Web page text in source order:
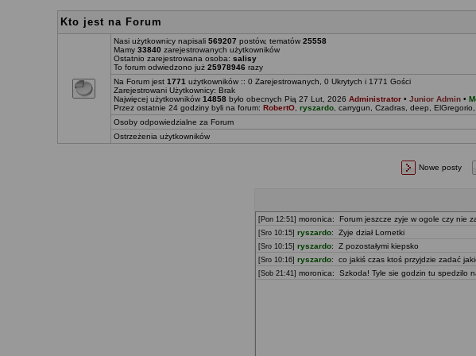
Kto jest na Forum
Nasi użytkownicy napisali 569207 postów, tematów 25558
Mamy 33840 zarejestrowanych użytkowników
Ostatnio zarejestrowana osoba: salisy
To forum odwiedzono już 25978946 razy
Na Forum jest 1771 użytkowników :: 0 Zarejestrowanych, 0 Ukrytych i 1771 Gości
Zarejestrowani Użytkownicy: Brak
Najwięcej użytkowników 14858 było obecnych Pią 27 Lut, 2026 Administrator • Junior Admin •
Przez ostatnie 24 godziny byli na forum: RobertO ryszardo carrygun Czadras deep ElGregorio
Osoby odpowiedzialne za Forum
Ostrzeżenia użytkowników
Nowe posty